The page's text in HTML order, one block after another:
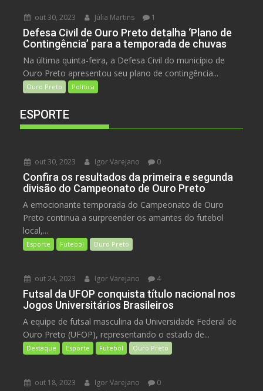
out 30, 2023 Júlia Martins 1
Defesa Civil de Ouro Preto detalha ‘Plano de
Contingência’ para a temporada de chuvas
Na última quinta-feira, a Defesa Civil do município de
Ouro Preto apresentou seu plano de contingência...
Ouro Preto Política
ESPORTE
out 30, 2023 Igor Varejano 0
Confira os resultados da primeira e segunda
divisão do Campeonato de Ouro Preto
A emocionante temporada do Campeonato de Ouro
Preto continua a surpreender os amantes do futebol
local,...
Esporte Futebol Ouro Preto
out 24, 2023 Igor Varejano 4
Futsal da UFOP conquista título nacional nos
Jogos Universitários Brasileiros
A equipe de futsal masculina da Universidade Federal de
Ouro Preto (UFOP), representando o estado de...
Destaque Esporte Futebol Ouro Preto
out 18, 2023 Igor Varejano 0